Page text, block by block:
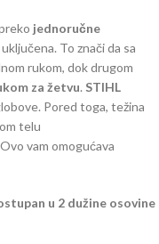
jednoručne
To znači da sa
rukom, dok drugom
za žetvu. STIHL
Pored toga, težina
telu
vam omogućava
u 2 dužine osovine